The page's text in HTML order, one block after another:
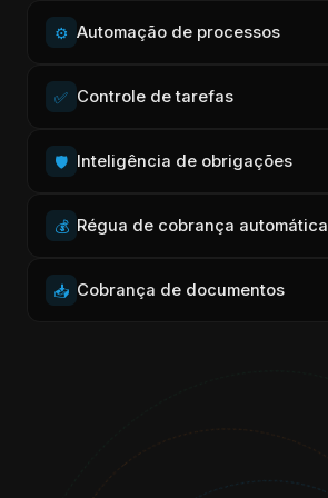
⚙️ Automação de processos
✅ Controle de tarefas
🛡️ Inteligência de obrigações
💰 Régua de cobrança automática
📥 Cobrança de documentos